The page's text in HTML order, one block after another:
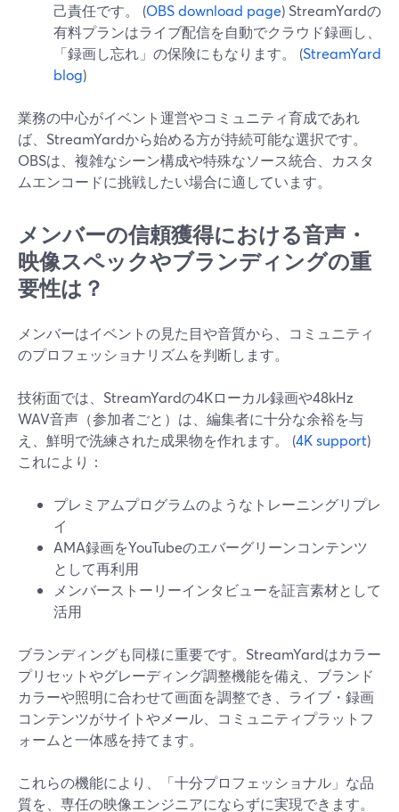
己責任です。 (OBS download page) StreamYardの
有料プランはライブ配信を自動でクラウド録画し、
「録画し忘れ」の保険にもなります。 (StreamYard
blog)
業務の中心がイベント運営やコミュニティ育成であれ
ば、StreamYardから始める方が持続可能な選択です。
OBSは、複雑なシーン構成や特殊なソース統合、カスタ
ムエンコードに挑戦したい場合に適しています。
メンバーの信頼獲得における音声・
映像スペックやブランディングの重
要性は？
メンバーはイベントの見た目や音質から、コミュニティ
のプロフェッショナリズムを判断します。
技術面では、StreamYardの4Kローカル録画や48kHz
WAV音声（参加者ごと）は、編集者に十分な余裕を与
え、鮮明で洗練された成果物を作れます。 (4K support)
これにより：
プレミアムプログラムのようなトレーニングリプレ
イ
AMA録画をYouTubeのエバーグリーンコンテンツ
として再利用
メンバーストーリーインタビューを証言素材として
活用
ブランディングも同様に重要です。StreamYardはカラー
プリセットやグレーディング調整機能を備え、ブランド
カラーや照明に合わせて画面を調整でき、ライブ・録画
コンテンツがサイトやメール、コミュニティプラットフ
ォームと一体感を持てます。
これらの機能により、「十分プロフェッショナル」な品
質を、専任の映像エンジニアにならずに実現できます。